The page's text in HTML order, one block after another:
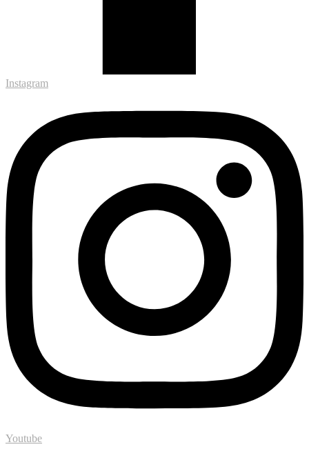
Instagram
Youtube